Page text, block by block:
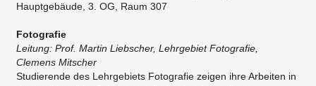
Hauptgebäude, 3. OG, Raum 307
Fotografie
Leitung: Prof. Martin Liebscher, Lehrgebiet Fotografie,
Clemens Mitscher
Studierende des Lehrgebiets Fotografie zeigen ihre Arbeiten in